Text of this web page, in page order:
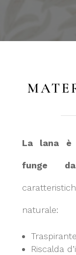
La lana è
funge da
naturale:
Traspirante
Riscalda